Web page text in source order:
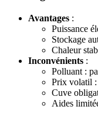
Avantages :
Puissance
Stockage
Chaleur
Inconvénients :
Polluant :
Prix volatil
Cuve
Aides